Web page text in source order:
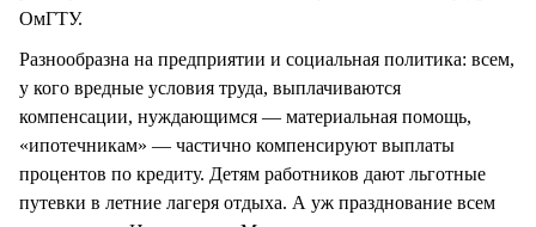
ОмГТУ.
Разнообразна на предприятии и социальная политика: всем,
у кого вредные условия труда, выплачиваются
компенсации, нуждающимся — материальная помощь,
«ипотечникам» — частично компенсируют выплаты
процентов по кредиту. Детям работников дают льготные
путевки в летние лагеря отдыха. А уж празднование всем